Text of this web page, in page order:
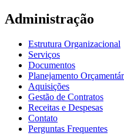
Administração
Estrutura Organizacional
Serviços
Documentos
Planejamento
Aquisições
Gestão de Contratos
Receitas e Despesas
Contato
Perguntas Frequentes